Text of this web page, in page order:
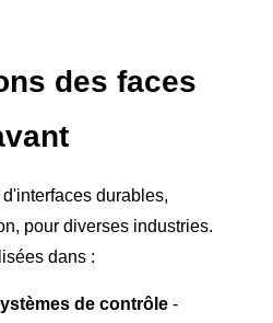
des faces
durables,
pour diverses industries.
dans :
de contrôle -